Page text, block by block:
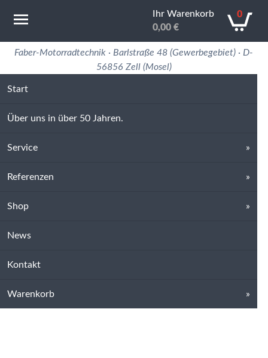
Motorradtechnik Erfahrung in 50 Jahren
Faber-Motorradtechnik · Barlstraße 48 (Gewerbegebiet) · D-
56856 Zell (Mosel)
Start
Über uns in über 50 Jahren.
Service
Referenzen
Shop
News
Kontakt
Warenkorb
Ihr Warenkorb
0,00 €
0